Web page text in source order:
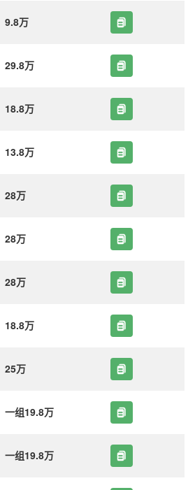
9.8万
29.8万
18.8万
13.8万
28万
28万
28万
18.8万
25万
一组19.8万
一组19.8万